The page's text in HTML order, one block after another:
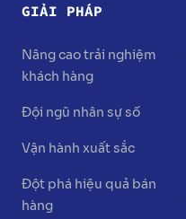
GIẢI PHÁP
Nâng cao trải nghiệm
khách hàng
Đội ngũ nhân sự số
Vận hành xuất sắc
Đột phá hiệu quả bán
hàng